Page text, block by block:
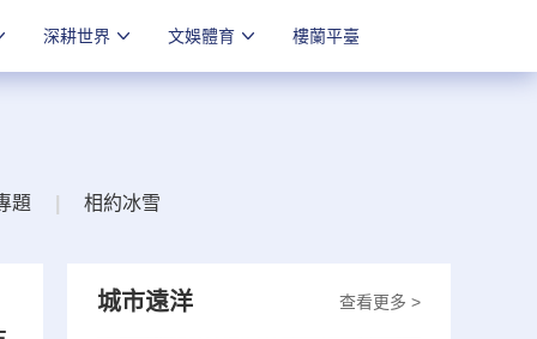
深耕世界 文娛體育 樓蘭平臺
題 相約冰雪
查看更多 >
城市遠洋